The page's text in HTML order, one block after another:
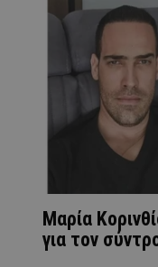
Μαρία
για τον